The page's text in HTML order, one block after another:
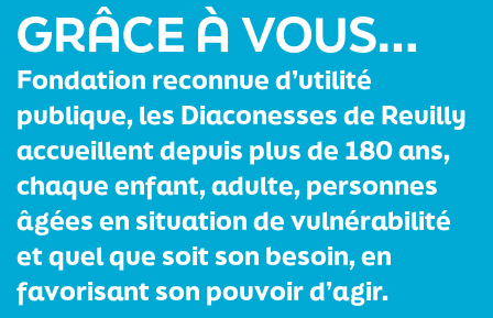
GRÂCE À VOUS…
Fondation reconnue d’utilité
publique, les Diaconesses de Reuilly
accueillent depuis plus de 180 ans,
chaque enfant, adulte, personnes
âgées en situation de vulnérabilité
et quel que soit son besoin, en
favorisant son pouvoir d’agir.